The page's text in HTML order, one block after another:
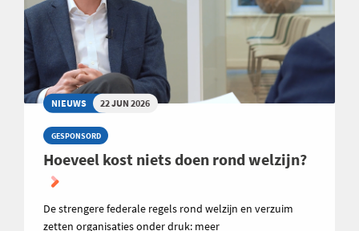
NIEUWS 22 JUN 2026
GESPONSORD
Hoeveel kost niets doen rond welzijn?
De strengere federale regels rond welzijn en verzuim
zetten organisaties onder druk: meer